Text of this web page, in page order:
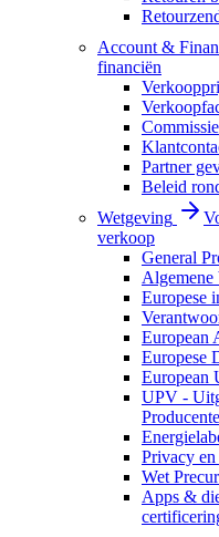
Account &
financiën
Commissie
Partner
Beleid
Wetgeving
verkoop
General
Algemene
Europese
European
Europese
European
UPV -
Privacy
Wet
Apps &